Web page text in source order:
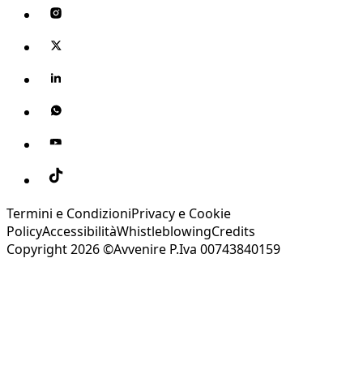
Termini e CondizioniPrivacy e Cookie
PolicyAccessibilitàWhistleblowingCredits
Copyright 2026 ©Avvenire P.Iva 00743840159